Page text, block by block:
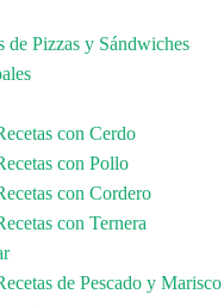
de Pizzas y Sándwiches
con Cerdo
con Pollo
con Cordero
con Ternera
de Pescado y Marisco